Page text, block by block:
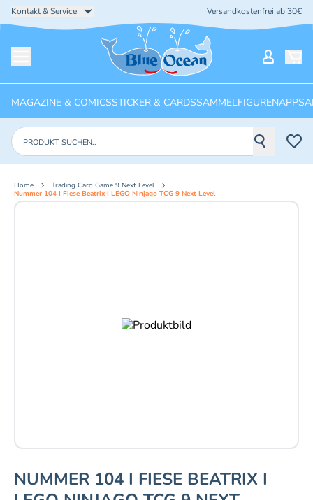
Kontakt & Service Versandkostenfrei ab 30€
Startseite
MAGAZINE & COMICSSTICKER & CARDSSAMMELFIGURENAPPS
Produkte suchen
Home
Trading Card Game 9 Next Level
Nummer 104 I Fiese Beatrix I LEGO Ninjago TCG 9 Next Level
NUMMER 104 I FIESE BEATRIX I